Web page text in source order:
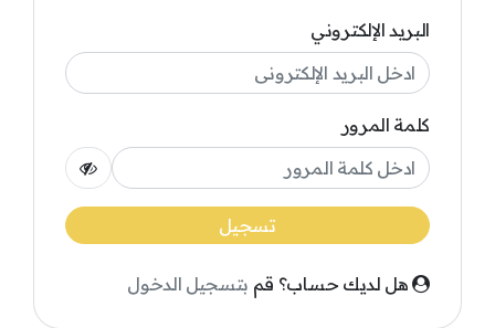
البريد الإلكتروني
كلمة المرور
تسجيل
هل لديك حساب؟ قم بتسجيل الدخول